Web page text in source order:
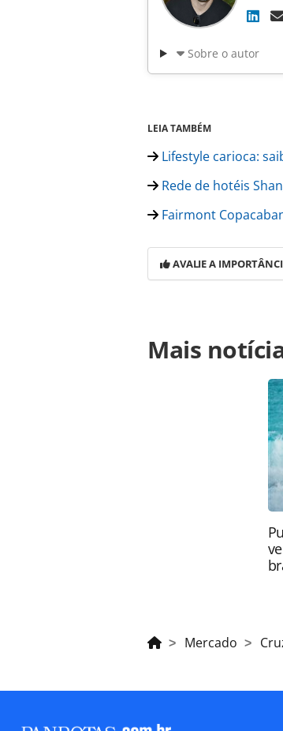
Sobre o autor
LEIA TAMBÉM
Lifestyle carioca:
Rede de hotéis
Fairmont
AVALIE A
https://
gauguin-
produzido pela
autoral. Não reproduza
Mais
Mercado